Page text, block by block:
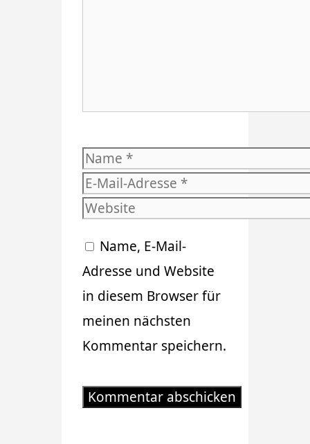
Name
E-
Mail-
Website
Name, E-Mail-
Adresse und Website
in diesem Browser für
meinen nächsten
Kommentar speichern.